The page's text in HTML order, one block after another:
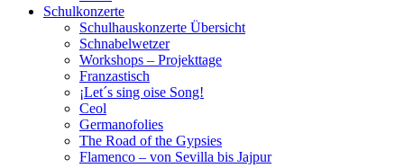
Schulkonzerte
Schulhauskonzerte Übersicht
Schnabelwetzer
Workshops – Projekttage
Franzastisch
¡Let´s sing oise Song!
Ceol
Germanofolies
The Road of the Gypsies
Flamenco – von Sevilla bis Jajpur